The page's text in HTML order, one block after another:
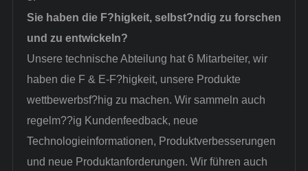
Sie haben die F?higkeit, selbst?ndig zu forschen
und zu entwickeln?
Unsere technische Abteilung hat 6 Mitarbeiter, wir
haben die F & E-F?higkeit, unsere Produkte
wettbewerbsf?hig zu machen. Wir sammeln auch
regelm??ig Kundenfeedback, neue
Technologieinformationen, Produktverbesserungen
und neue Produktanforderungen. Wir führen auch